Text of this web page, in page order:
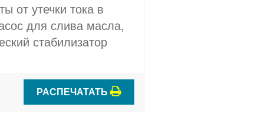
от утечки тока в
для слива масла,
стабилизатор
РАСПЕЧАТАТЬ